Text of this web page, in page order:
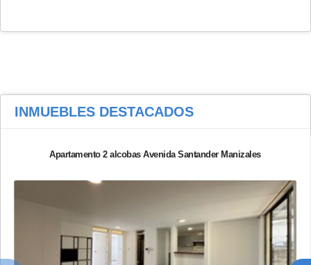
INMUEBLES DESTACADOS
Apartamento 2 alcobas Avenida Santander Manizales